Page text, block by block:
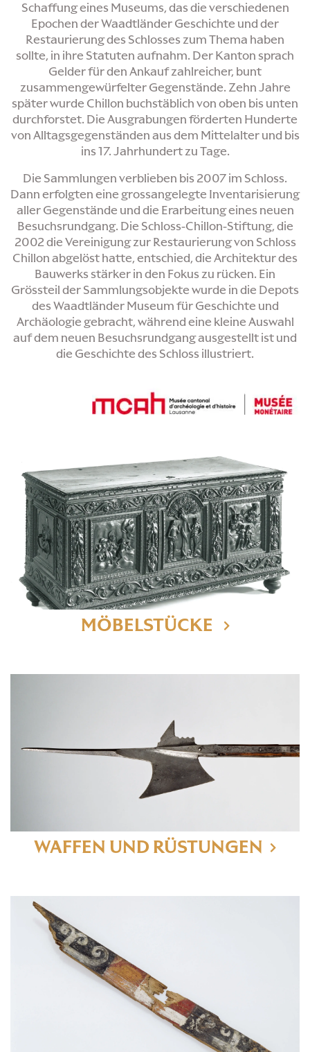
Schaffung eines Museums, das die verschiedenen
Epochen der Waadtländer Geschichte und der
Restaurierung des Schlosses zum Thema haben
sollte, in ihre Statuten aufnahm. Der Kanton sprach
Gelder für den Ankauf zahlreicher, bunt
zusammengewürfelter Gegenstände. Zehn Jahre
später wurde Chillon buchstäblich von oben bis unten
durchforstet. Die Ausgrabungen förderten Hunderte
von Alltagsgegenständen aus dem Mittelalter und bis
ins 17. Jahrhundert zu Tage.
Die Sammlungen verblieben bis 2007 im Schloss.
Dann erfolgten eine grossangelegte Inventarisierung
aller Gegenstände und die Erarbeitung eines neuen
Besuchsrundgang. Die Schloss-Chillon-Stiftung, die
2002 die Vereinigung zur Restaurierung von Schloss
Chillon abgelöst hatte, entschied, die Architektur des
Bauwerks stärker in den Fokus zu rücken. Ein
Grössteil der Sammlungsobjekte wurde in die Depots
des Waadtländer Museum für Geschichte und
Archäologie gebracht, während eine kleine Auswahl
auf dem neuen Besuchsrundgang ausgestellt ist und
die Geschichte des Schloss illustriert.
MÖBELSTÜCKE
WAFFEN UND RÜSTUNGEN